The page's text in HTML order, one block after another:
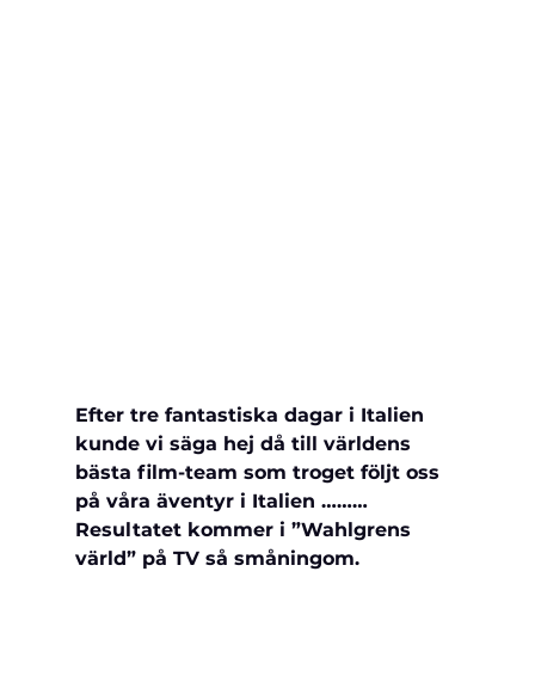
Efter tre fantastiska dagar i Italien
kunde vi säga hej då till världens
bästa film-team som troget följt oss
på våra äventyr i Italien ………
Resultatet kommer i ”Wahlgrens
värld” på TV så småningom.